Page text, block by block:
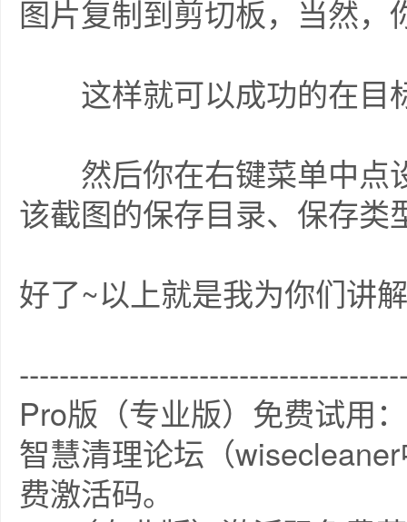
图片复制到剪切板，当然，
这样就可以成功的在目
然后你在右键菜单中点
该截图的保存目录、保存类
好了~以上就是我为你们讲
Pro版（专业版）免费试用：
智慧清理论坛（
费激活码。